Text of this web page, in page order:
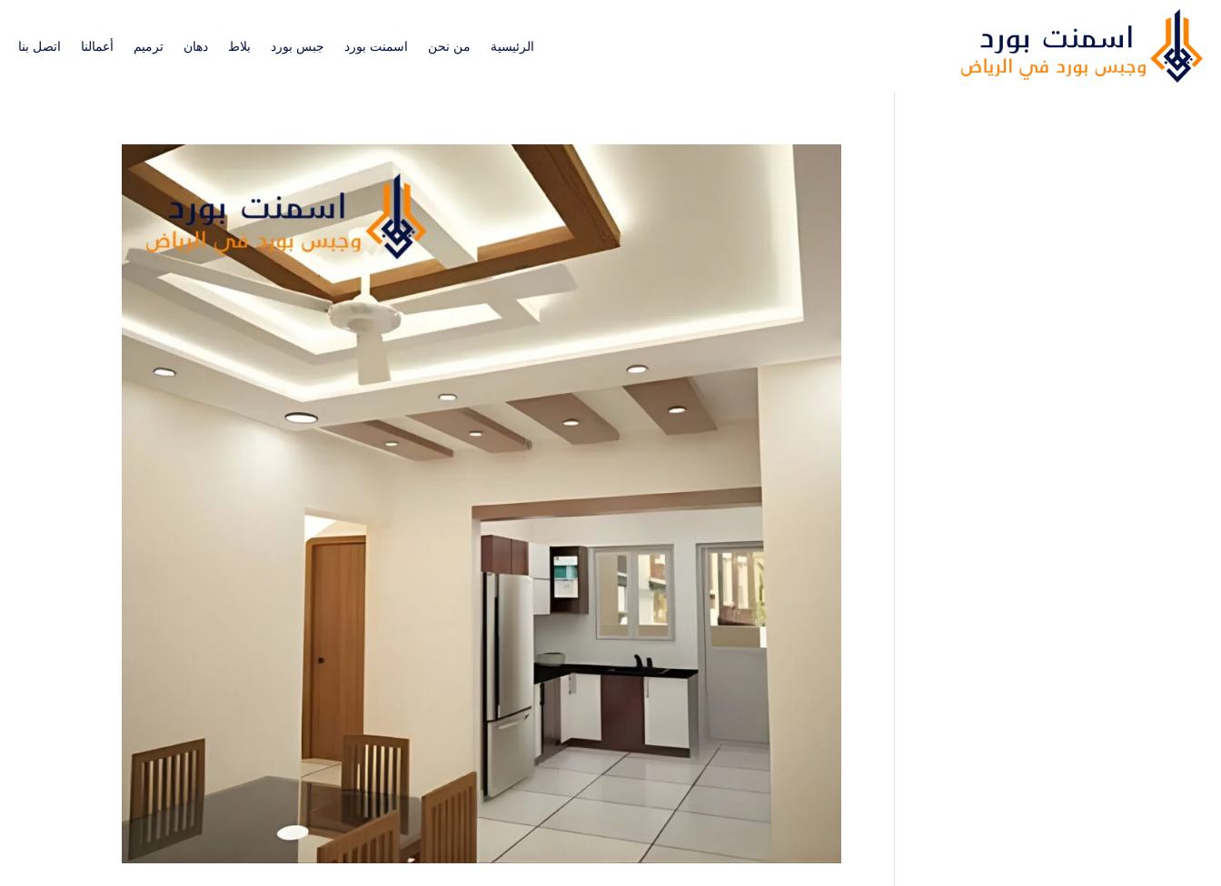
الرئيسية من نحن اسمنت بورد جبس بورد بلاط دهان ترميم أعمالنا اتصل بنا